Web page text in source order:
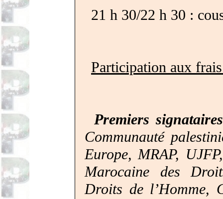
21 h 30/22 h 30 :
Participation aux
Premiers
Communauté
Europe, MRAP,
Marocaine des
Droits de l’Homme,